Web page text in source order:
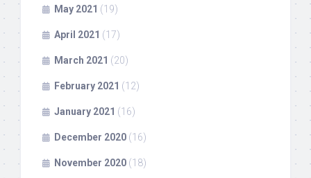
May 2021 (19)
April 2021 (17)
March 2021 (20)
February 2021 (12)
January 2021 (16)
December 2020 (16)
November 2020 (18)